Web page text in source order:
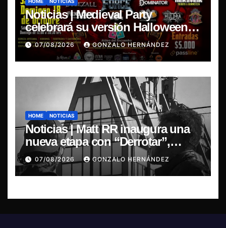
Noticias | Medieval Party
celebrará su versión Halloween
Fest en Aldea del Encuentro
07/08/2026 GONZALO HERNÁNDEZ
HOME NOTICIAS
Noticias | Matt RR inaugura una
nueva etapa con “Derrotar”,
primer adelanto de su EP
Resonancia de Umbral
07/08/2026 GONZALO HERNÁNDEZ